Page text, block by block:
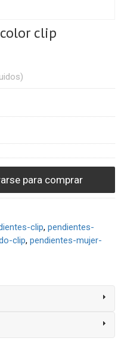
clip
para comprar
clip pendientes-
clip pendientes-mujer-